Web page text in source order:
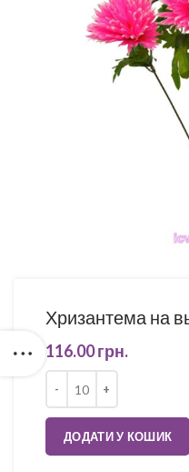
Хризантема на
116.00грн.
ДОДАТИ У КОШИК